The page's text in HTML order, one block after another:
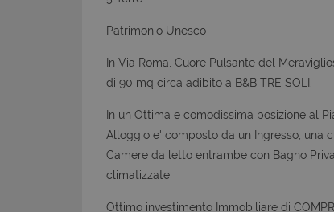
Patrimonio Unesco
In Via Roma, Cuore Pulsante del
di 90 mq circa adibito a B&B TRE SOLI.
In un Ottima e comodissima posizione al
Alloggio e' composto da un Ingresso, una
Camere da letto entrambe con Bagno
climatizzate
Ottimo investimento Immobiliare di